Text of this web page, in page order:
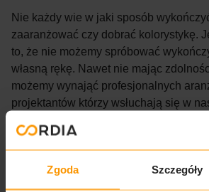
Zgoda Szczegóły
Nie każdy wie w jaki sposób
zaaranżować czy dobrać kolorystykę.
to, że nie możemy spróbować
własną rękę. Nawet nie mając
możemy wynająć profesjonalnych
projektantów którzy wsłuchają się w
mieszkania. Wprawdzie to kosztowne,
taka usługa jest tańsza i ma swoje